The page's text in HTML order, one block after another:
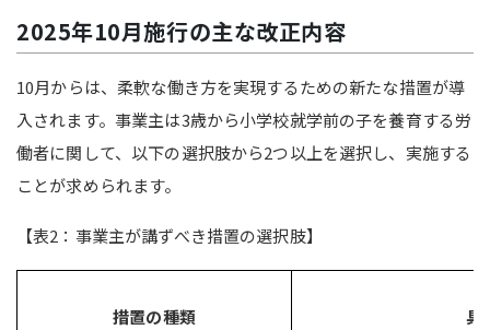
2025年10月施行の主な改正内容
10月からは、柔軟な働き方を実現するための新たな措置が導
入されます。事業主は3歳から小学校就学前の子を養育する労
働者に関して、 以下の選択肢から2つ以上を選択し、実施する
ことが求められます。
【表2：事業主が講ずべき措置の選択肢】
措置の種類 具